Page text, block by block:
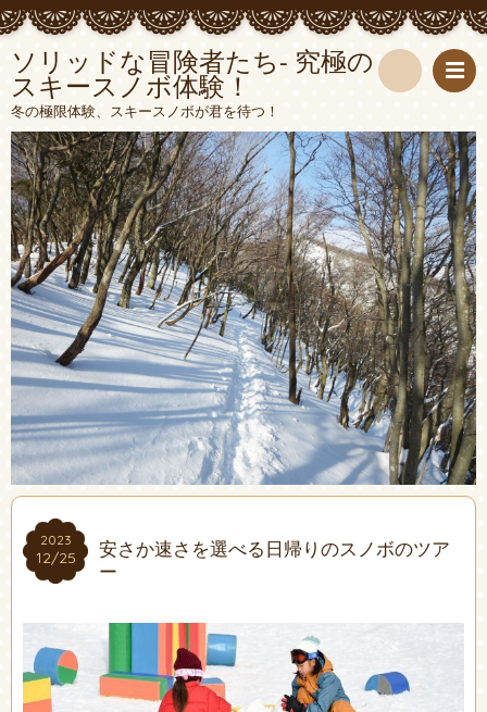
ソリッドな冒険者たち- 究極の
スキースノボ体験！
冬の極限体験、スキースノボが君を待つ！
索
2023
12/25
2023
12/25
安さか速さを選べる日帰りのスノボのツア
ー